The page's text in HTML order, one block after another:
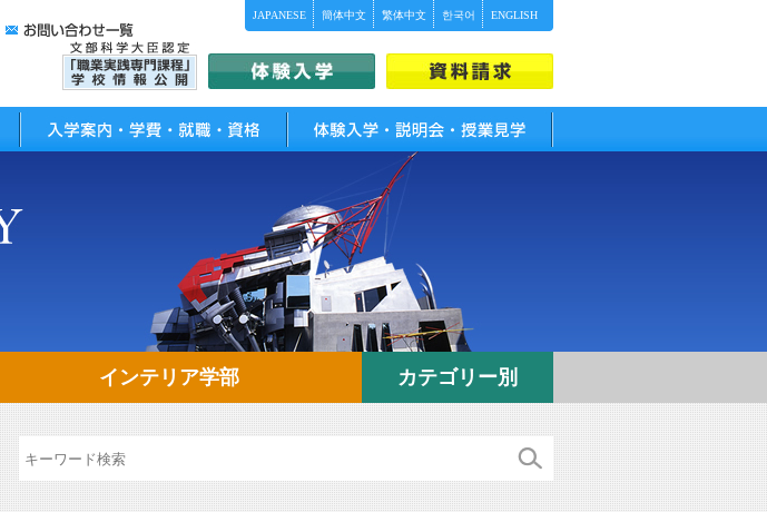
JAPANESE 簡体中文 繁体中文 한국어 ENGLISH
体験入学・説明会・授業見学
インテリア学部 カテゴリー別